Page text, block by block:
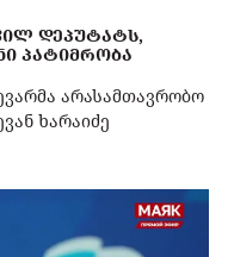
ᲓᲔᲞᲣᲢᲐᲢᲡ,
ᲞᲐᲢᲘᲛᲠᲝᲑᲐ
არასამთავრობო
ხარაიძე